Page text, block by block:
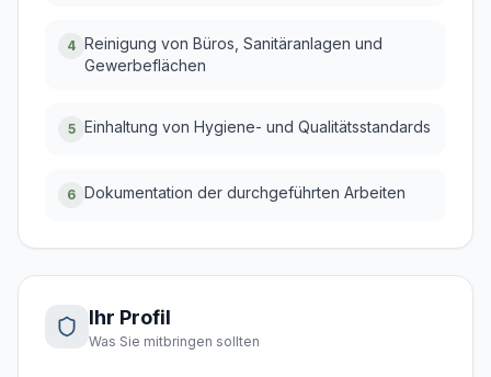
4 Reinigung von Büros, Sanitäranlagen und
Gewerbeflächen
5 Einhaltung von Hygiene- und Qualitätsstandards
6 Dokumentation der durchgeführten Arbeiten
Ihr Profil
Was Sie mitbringen sollten